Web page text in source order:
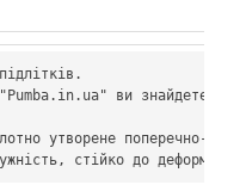
ви знайдете
утворене поперечно-
стійко до